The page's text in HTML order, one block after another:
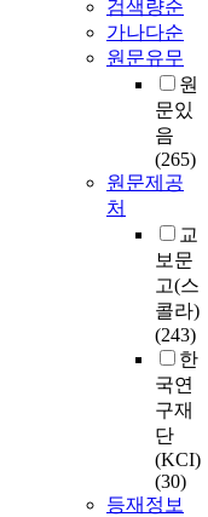
검색량순
가나다순
원문유무
원
문있
음
(265)
원문제공
처
교
보문
고(스
콜라)
(243)
한
국연
구재
단
(KCI)
(30)
등재정보